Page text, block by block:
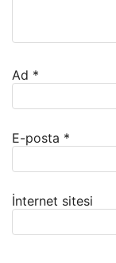
Ad *
E-posta *
İnternet sitesi